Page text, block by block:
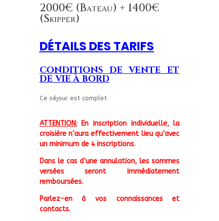
2000€ (Bateau) + 1400€
(Skipper)
DÉTAILS DES TARIFS
CONDITIONS DE VENTE ET
DE VIE À BORD
Ce séjour est complet
ATTENTION:En inscription individuelle, la
croisière n’aura effectivement lieu qu’avec
un minimum de 4 inscriptions.
Dans le cas d’une annulation, les sommes
versées seront immédiatement
remboursées.
Parlez-en à vos connaissances et
contacts.